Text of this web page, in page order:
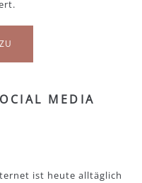
MEDIA
ist heute alltäglich